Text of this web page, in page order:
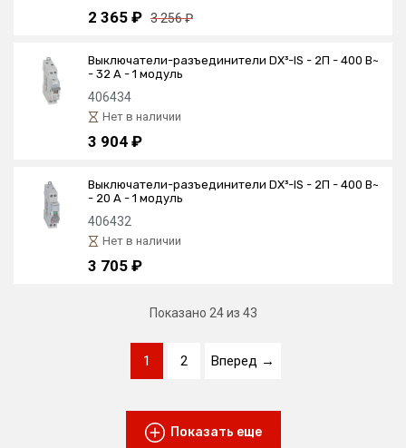
2 365 ₽ 3 256 ₽
Выключатели-разъединители DX³-IS - 2П - 400 В~
- 32 А - 1 модуль
406434
Нет в наличии
3 904 ₽
Выключатели-разъединители DX³-IS - 2П - 400 В~
- 20 А - 1 модуль
406432
Нет в наличии
3 705 ₽
Показано 24из 43
1 2 Вперед →
Показать еще